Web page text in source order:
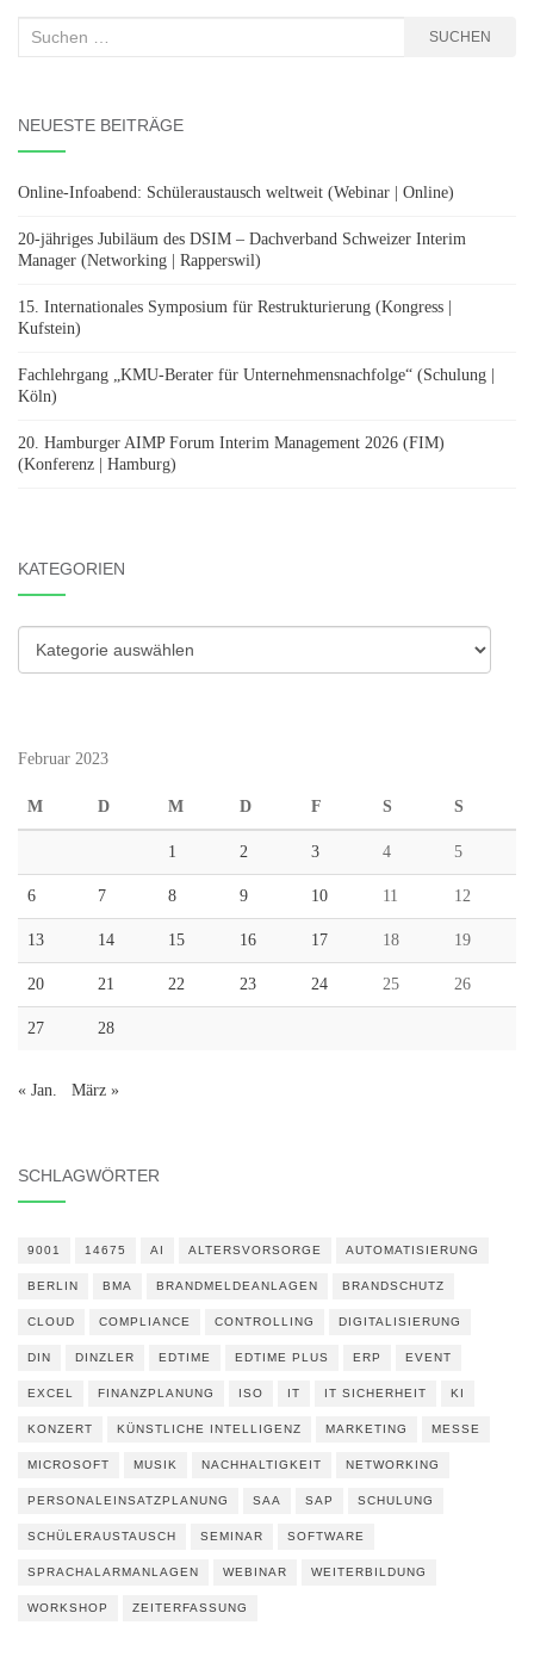
Suchen
SUCHEN
NEUESTE BEITRÄGE
Online-Infoabend: Schüleraustausch weltweit (Webinar | Online)
20-jähriges Jubiläum des DSIM – Dachverband Schweizer Interim
Manager (Networking | Rapperswil)
15. Internationales Symposium für Restrukturierung (Kongress |
Kufstein)
Fachlehrgang „KMU-Berater für Unternehmensnachfolge“ (Schulung |
Köln)
20. Hamburger AIMP Forum Interim Management 2026 (FIM)
(Konferenz | Hamburg)
KATEGORIEN
Kategorien
Februar 2023
M D M D F S S
1 2 3 4 5
6 7 8 9 10 11 12
13 14 15 16 17 18 19
20 21 22 23 24 25 26
27 28
« Jan. März »
SCHLAGWÖRTER
9001 14675 AI ALTERSVORSORGE AUTOMATISIERUNG
BERLIN BMA BRANDMELDEANLAGEN BRANDSCHUTZ
CLOUD COMPLIANCE CONTROLLING DIGITALISIERUNG
DIN DINZLER EDTIME EDTIME PLUS ERP EVENT
EXCEL FINANZPLANUNG ISO IT IT SICHERHEIT KI
KONZERT KÜNSTLICHE INTELLIGENZ MARKETING MESSE
MICROSOFT MUSIK NACHHALTIGKEIT NETWORKING
PERSONALEINSATZPLANUNG SAA SAP SCHULUNG
SCHÜLERAUSTAUSCH SEMINAR SOFTWARE
SPRACHALARMANLAGEN WEBINAR WEITERBILDUNG
WORKSHOP ZEITERFASSUNG